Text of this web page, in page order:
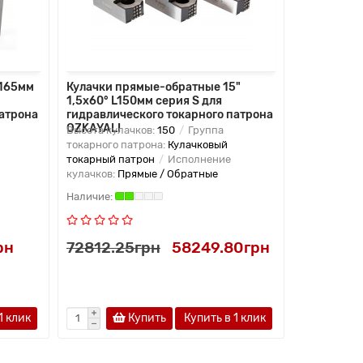
клик
Кулачки прямые-обратные 15"
1,5x60° L150мм серия S для
гидравлического токарного патрона
OZKAYALI
Высота кулачков: 150
Группа
токарного патрона: Кулачковый
токарный патрон
Исполнение
кулачков: Прямые / Обратные
72812.25грн 58249.80грн
Купить Купить в 1 клик